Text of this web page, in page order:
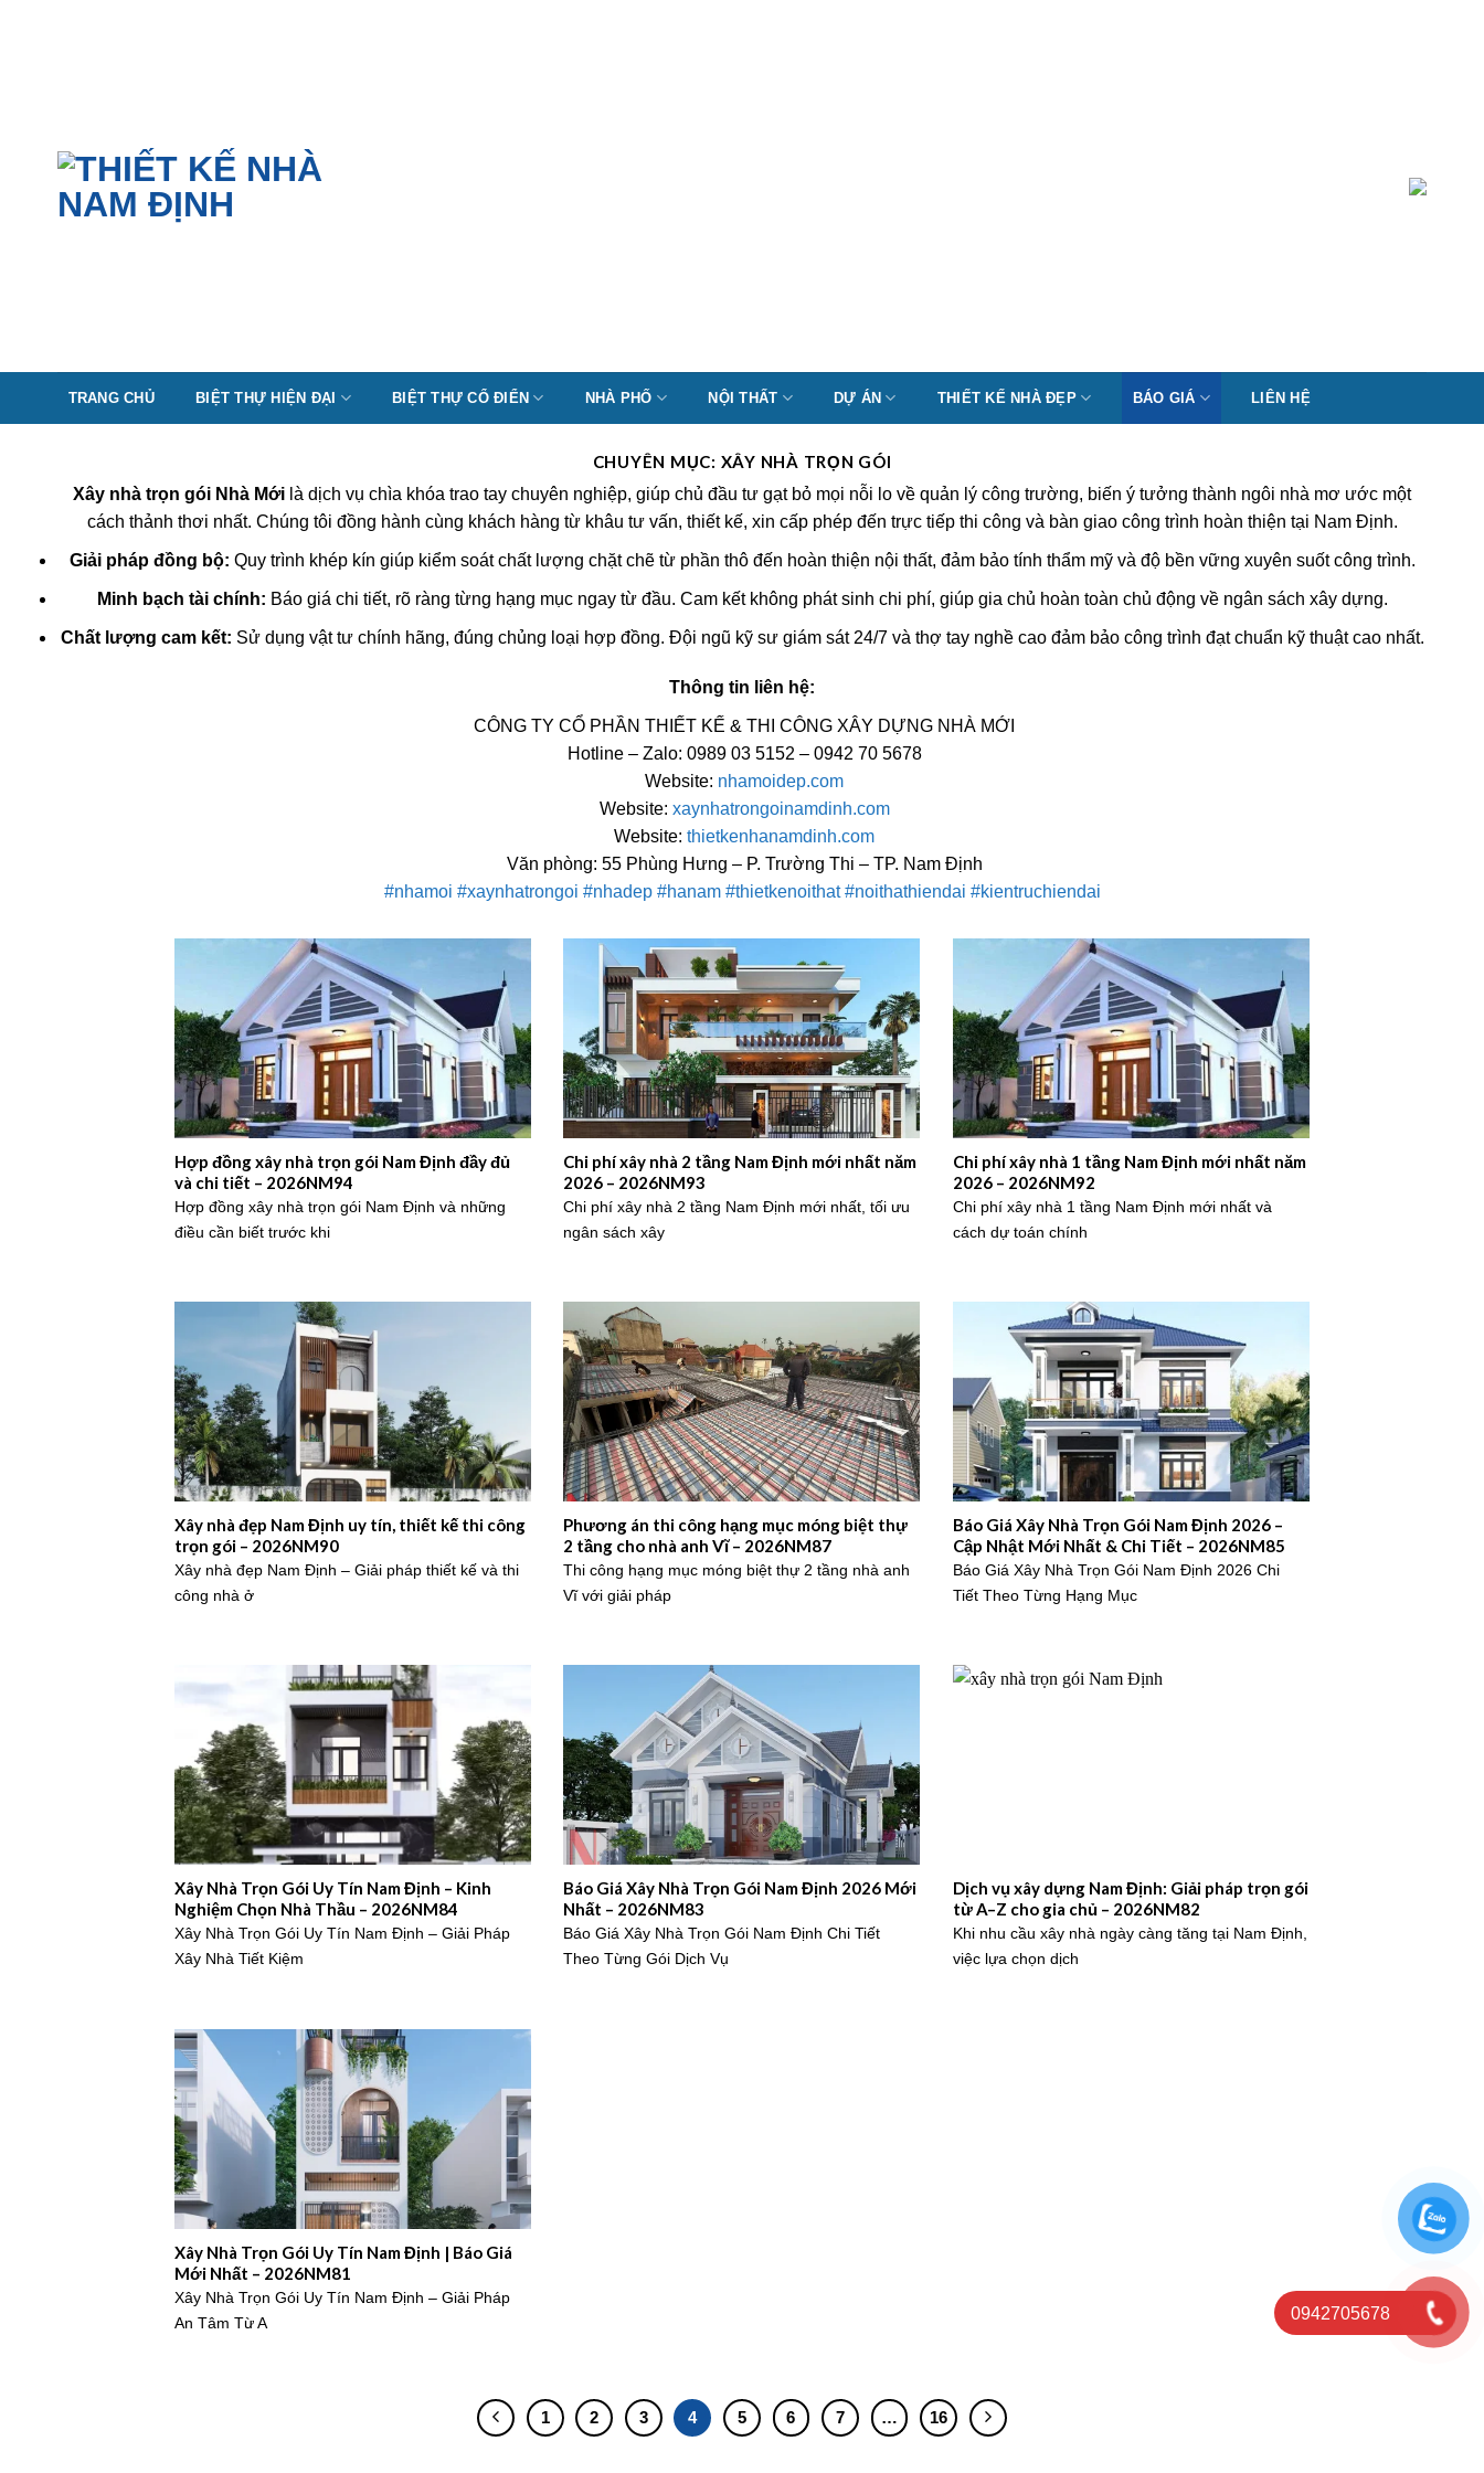
TRANG CHỦ BIỆT THỰ HIỆN ĐẠI BIỆT THỰ CỔ ĐIỂN NHÀ PHỐ NỘI THẤT DỰ ÁN THIẾT KẾ NHÀ ĐẸP BÁO GIÁ LIÊN HỆ
CHUYÊN MỤC: XÂY NHÀ TRỌN GÓI
Xây nhà trọn gói Nhà Mới là dịch vụ chìa khóa trao tay chuyên nghiệp, giúp chủ đầu tư gạt bỏ mọi nỗi lo về quản lý công trường, biến ý tưởng thành ngôi nhà mơ ước một
cách thảnh thơi nhất. Chúng tôi đồng hành cùng khách hàng từ khâu tư vấn, thiết kế, xin cấp phép đến trực tiếp thi công và bàn giao công trình hoàn thiện tại Nam Định.
Giải pháp đồng bộ: Quy trình khép kín giúp kiểm soát chất lượng chặt chẽ từ phần thô đến hoàn thiện nội thất, đảm bảo tính thẩm mỹ và độ bền vững xuyên suốt công trình.
Minh bạch tài chính: Báo giá chi tiết, rõ ràng từng hạng mục ngay từ đầu. Cam kết không phát sinh chi phí, giúp gia chủ hoàn toàn chủ động về ngân sách xây dựng.
Chất lượng cam kết: Sử dụng vật tư chính hãng, đúng chủng loại hợp đồng. Đội ngũ kỹ sư giám sát 24/7 và thợ tay nghề cao đảm bảo công trình đạt chuẩn kỹ thuật cao nhất.
Thông tin liên hệ:
CÔNG TY CỔ PHẦN THIẾT KẾ & THI CÔNG XÂY DỰNG NHÀ MỚI
Hotline – Zalo: 0989 03 5152 – 0942 70 5678
Website: nhamoidep.com
Website: xaynhatrongoinamdinh.com
Website: thietkenhanamdinh.com
Văn phòng: 55 Phùng Hưng – P. Trường Thi – TP. Nam Định
#nhamoi #xaynhatrongoi #nhadep #hanam #thietkenoithat #noithathiendai #kientruchiendai
Hợp đồng xây nhà trọn gói Nam Định đầy đủ
và chi tiết – 2026NM94
Hợp đồng xây nhà trọn gói Nam Định và những
điều cần biết trước khi
Chi phí xây nhà 2 tầng Nam Định mới nhất năm
2026 – 2026NM93
Chi phí xây nhà 2 tầng Nam Định mới nhất, tối ưu
ngân sách xây
Chi phí xây nhà 1 tầng Nam Định mới nhất năm
2026 – 2026NM92
Chi phí xây nhà 1 tầng Nam Định mới nhất và
cách dự toán chính
Xây nhà đẹp Nam Định uy tín, thiết kế thi công
trọn gói – 2026NM90
Xây nhà đẹp Nam Định – Giải pháp thiết kế và thi
công nhà ở
Phương án thi công hạng mục móng biệt thự
2 tầng cho nhà anh Vĩ – 2026NM87
Thi công hạng mục móng biệt thự 2 tầng nhà anh
Vĩ với giải pháp
Báo Giá Xây Nhà Trọn Gói Nam Định 2026 –
Cập Nhật Mới Nhất & Chi Tiết – 2026NM85
Báo Giá Xây Nhà Trọn Gói Nam Định 2026 Chi
Tiết Theo Từng Hạng Mục
Xây Nhà Trọn Gói Uy Tín Nam Định – Kinh
Nghiệm Chọn Nhà Thầu – 2026NM84
Xây Nhà Trọn Gói Uy Tín Nam Định – Giải Pháp
Xây Nhà Tiết Kiệm
Báo Giá Xây Nhà Trọn Gói Nam Định 2026 Mới
Nhất – 2026NM83
Báo Giá Xây Nhà Trọn Gói Nam Định Chi Tiết
Theo Từng Gói Dịch Vụ
Dịch vụ xây dựng Nam Định: Giải pháp trọn gói
từ A–Z cho gia chủ – 2026NM82
Khi nhu cầu xây nhà ngày càng tăng tại Nam Định,
việc lựa chọn dịch
Xây Nhà Trọn Gói Uy Tín Nam Định | Báo Giá
Mới Nhất – 2026NM81
Xây Nhà Trọn Gói Uy Tín Nam Định – Giải Pháp
An Tâm Từ A
1 2 3 4 5 6 7 … 16
0942705678